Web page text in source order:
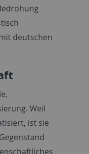
deutschen
Weil
ist sie